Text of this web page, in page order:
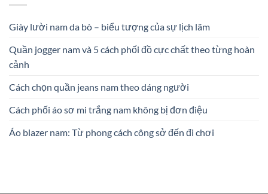
Giày lười nam da bò – biểu tượng của sự lịch lãm
Quần jogger nam và 5 cách phối đồ cực chất theo từng hoàn
cảnh
Cách chọn quần jeans nam theo dáng người
Cách phối áo sơ mi trắng nam không bị đơn điệu
Áo blazer nam: Từ phong cách công sở đến đi chơi